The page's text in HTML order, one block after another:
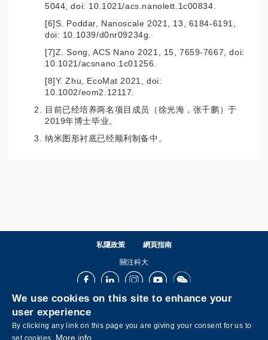
5044, doi: 10.1021/acs.nanolett.1c00834.
[6]S. Poddar, Nanoscale 2021, 13, 6184-6191,
doi: 10.1039/d0nr09234g.
[7]Z. Song, ACS Nano 2021, 15, 7659-7667, doi:
10.1021/acsnano.1c01256.
[8]Y. Zhu, EcoMat 2021, doi:
10.1002/eom2.12117.
目前已经培养两名项目成员（徐光海，张千鹏）于
2019年博士毕业。
纳米图形衬底已经顺利制备中。
私隱政策 網頁指南
關注科大
FacebookLinkedInInstagramYoutubeWechat
We use cookies on this site to enhance your
user experience
By clicking any link on this page you are giving your consent for us to
set cookies.
More info